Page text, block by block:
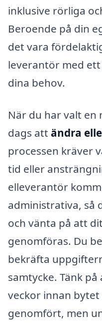
inklusive rörliga
Beroende på din
det vara
leverantör med
dina behov.
När du har valt en
dags att ändra
processen kräver
tid eller
elleverantör
administrativa, så
och vänta på att
genomföras. Du
bekräfta
samtycke. Tänk
veckor innan
genomfört, men